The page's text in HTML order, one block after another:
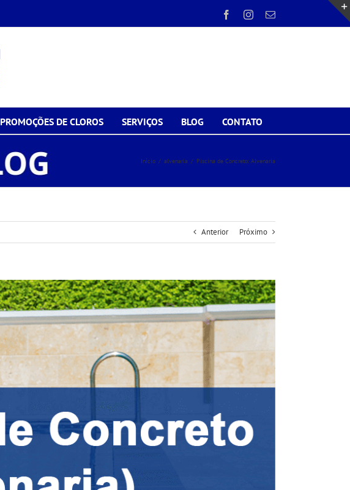
FacebookInstagram
E-
PROMOÇÕES DE CLOROS SERVIÇOS BLOG CONTATO
Início / alvenaria / Piscina de Concreto: Alvenaria
Anterior Próximo